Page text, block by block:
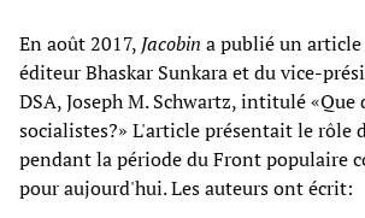
En août 2017, Jacobin a publié un
éditeur Bhaskar Sunkara et du vice-
DSA, Joseph M. Schwartz, intitulé
socialistes?» L'article présentait le rôle
pendant la période du Front populaire
pour aujourd'hui. Les auteurs ont écrit: